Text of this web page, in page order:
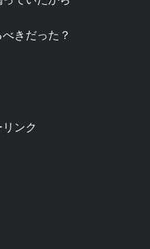
きだった？
ンク